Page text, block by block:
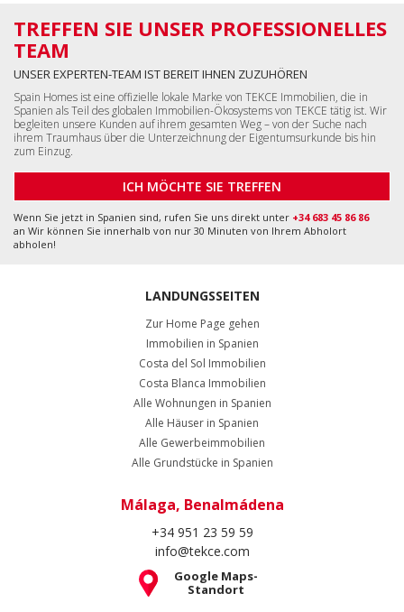
TREFFEN SIE UNSER PROFESSIONELLES
TEAM
UNSER EXPERTEN-TEAM IST BEREIT IHNEN ZUZUHÖREN
Spain Homes ist eine offizielle lokale Marke von TEKCE Immobilien, die in
Spanien als Teil des globalen Immobilien-Ökosystems von TEKCE tätig ist. Wir
begleiten unsere Kunden auf ihrem gesamten Weg – von der Suche nach
ihrem Traumhaus über die Unterzeichnung der Eigentumsurkunde bis hin
zum Einzug.
ICH MÖCHTE SIE TREFFEN
Wenn Sie jetzt in Spanien sind, rufen Sie uns direkt unter +34 683 45 86 86
an Wir können Sie innerhalb von nur 30 Minuten von Ihrem Abholort
abholen!
LANDUNGSSEITEN
Zur Home Page gehen
Immobilien in Spanien
Costa del Sol Immobilien
Costa Blanca Immobilien
Alle Wohnungen in Spanien
Alle Häuser in Spanien
Alle Gewerbeimmobilien
Alle Grundstücke in Spanien
Málaga, Benalmádena
+34 951 23 59 59
info@tekce.com
Google Maps-
Standort